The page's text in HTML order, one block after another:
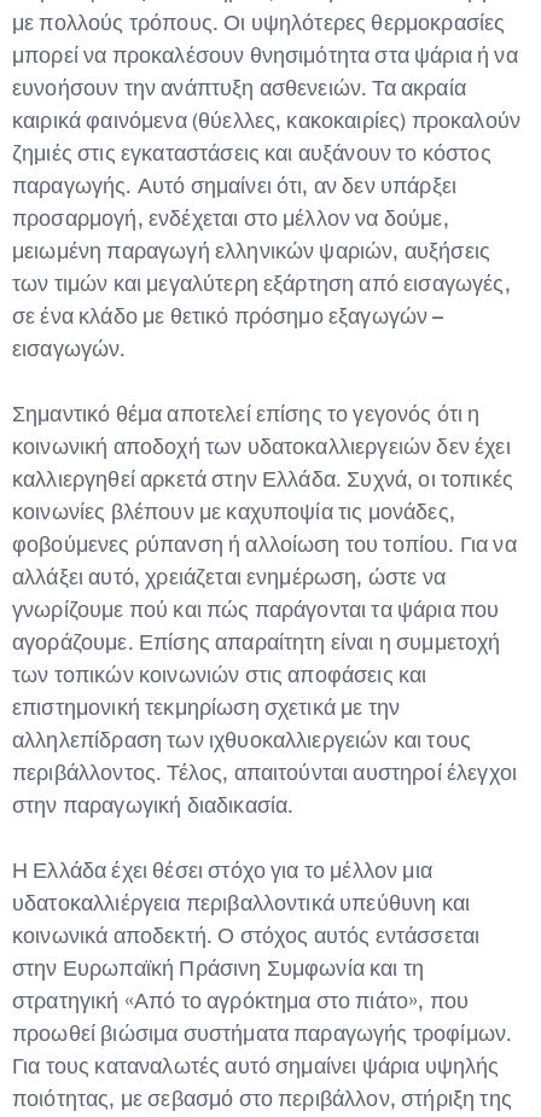
με πολλούς τρόπους. Οι υψηλότερες θερμοκρασίες
μπορεί να προκαλέσουν θνησιμότητα στα ψάρια ή να
ευνοήσουν την ανάπτυξη ασθενειών. Τα ακραία
καιρικά φαινόμενα (θύελλες, κακοκαιρίες) προκαλούν
ζημιές στις εγκαταστάσεις και αυξάνουν το κόστος
παραγωγής. Αυτό σημαίνει ότι, αν δεν υπάρξει
προσαρμογή, ενδέχεται στο μέλλον να δούμε,
μειωμένη παραγωγή ελληνικών ψαριών, αυξήσεις
των τιμών και μεγαλύτερη εξάρτηση από εισαγωγές,
σε ένα κλάδο με θετικό πρόσημο εξαγωγών –
εισαγωγών.
Σημαντικό θέμα αποτελεί επίσης το γεγονός ότι η
κοινωνική αποδοχή των υδατοκαλλιεργειών δεν έχει
καλλιεργηθεί αρκετά στην Ελλάδα. Συχνά, οι τοπικές
κοινωνίες βλέπουν με καχυποψία τις μονάδες,
φοβούμενες ρύπανση ή αλλοίωση του τοπίου. Για να
αλλάξει αυτό, χρειάζεται ενημέρωση, ώστε να
γνωρίζουμε πού και πώς παράγονται τα ψάρια που
αγοράζουμε. Επίσης απαραίτητη είναι η συμμετοχή
των τοπικών κοινωνιών στις αποφάσεις και
επιστημονική τεκμηρίωση σχετικά με την
αλληλεπίδραση των ιχθυοκαλλιεργειών και τους
περιβάλλοντος. Τέλος, απαιτούνται αυστηροί έλεγχοι
στην παραγωγική διαδικασία.
Η Ελλάδα έχει θέσει στόχο για το μέλλον μια
υδατοκαλλιέργεια περιβαλλοντικά υπεύθυνη και
κοινωνικά αποδεκτή. Ο στόχος αυτός εντάσσεται
στην Ευρωπαϊκή Πράσινη Συμφωνία και τη
στρατηγική «Από το αγρόκτημα στο πιάτο», που
προωθεί βιώσιμα συστήματα παραγωγής τροφίμων.
Για τους καταναλωτές αυτό σημαίνει ψάρια υψηλής
ποιότητας, με σεβασμό στο περιβάλλον, στήριξη της